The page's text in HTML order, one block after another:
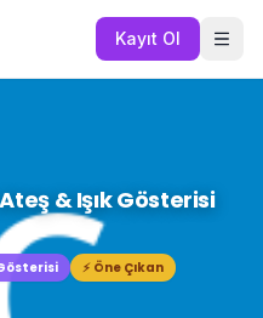
Kayıt Ol
& Işık Gösterisi
⚡ Öne Çıkan